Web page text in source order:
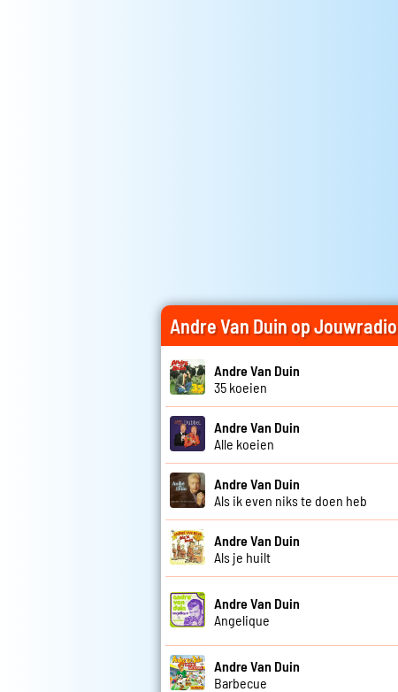
Andre Van Duin op Jouwradio
Andre Van Duin
35 koeien
Andre Van Duin
Alle koeien
Andre Van Duin
Als ik even niks te doen heb
Andre Van Duin
Als je huilt
Andre Van Duin
Angelique
Andre Van Duin
Barbecue